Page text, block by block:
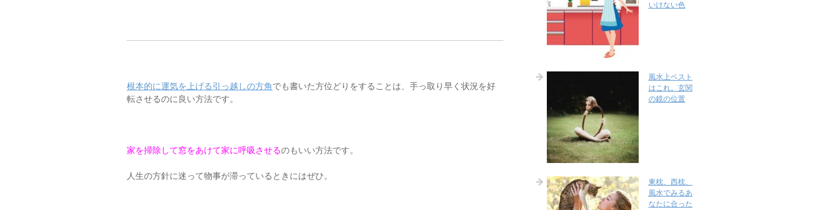
根本的に運気を上げる引っ越しの方角でも書いた方位どりをすることは、手っ取り早く状況を好
転させるのに良い方法です。
家を掃除して窓をあけて家に呼吸させるのもいい方法です。
人生の方針に迷って物事が滞っているときにはぜひ。
いけない色
風水上ベスト
はこれ。玄関
の鏡の位置
東枕、西枕、
風水でみるあ
なたに合った